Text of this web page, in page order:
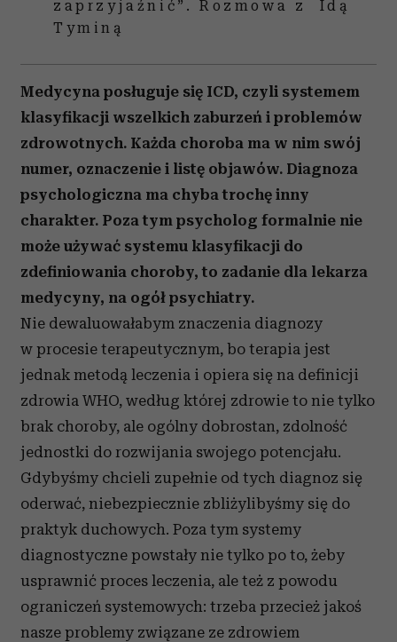
zaprzyjaźnić”. Rozmowa z Idą
Tyminą
Medycyna posługuje się ICD, czyli systemem
klasyfikacji wszelkich zaburzeń i problemów
zdrowotnych. Każda choroba ma w nim swój
numer, oznaczenie i listę objawów. Diagnoza
psychologiczna ma chyba trochę inny
charakter. Poza tym psycholog formalnie nie
może używać systemu klasyfikacji do
zdefiniowania choroby, to zadanie dla lekarza
medycyny, na ogół psychiatry.
Nie dewaluowałabym znaczenia diagnozy
w procesie terapeutycznym, bo terapia jest
jednak metodą leczenia i opiera się na definicji
zdrowia WHO, według której zdrowie to nie tylko
brak choroby, ale ogólny dobrostan, zdolność
jednostki do rozwijania swojego potencjału.
Gdybyśmy chcieli zupełnie od tych diagnoz się
oderwać, niebezpiecznie zbliżylibyśmy się do
praktyk duchowych. Poza tym systemy
diagnostyczne powstały nie tylko po to, żeby
usprawnić proces leczenia, ale też z powodu
ograniczeń systemowych: trzeba przecież jakoś
nasze problemy związane ze zdrowiem